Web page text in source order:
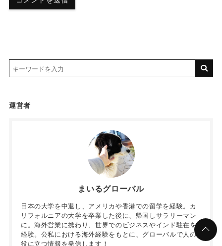
運営者
まいるグローバル
日本の大学を中退し、アメリカや香港での留学を経験。カ
リフォルニアの大学を卒業した後に、帰国しサラリーマン
に。海外営業に携わり、世界でのビジネスやインド駐在を
経験。公私における海外経験をもとに、グローバルで人の
役に立つ情報を発信します！